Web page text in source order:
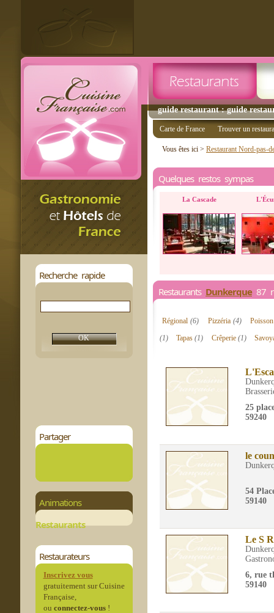
guide restaurant : guide
Recherche rapide
Partager
Animations
Restaurants
Restaurateurs
Inscrivez vous
gratuitement sur Cuisine
Française,
ou connectez-vous!
Carte de France Trouver un
Vous êtes ici > Restaurant Nord-pas-
Quelques restos sympas
La Cascade
Restaurants Dunkerque87
Régional(6) Pizzéria (4)
(1)
Tapas(1) Crêperie (1)
25
59240
le
54
59140
Le S
6, rue
59140